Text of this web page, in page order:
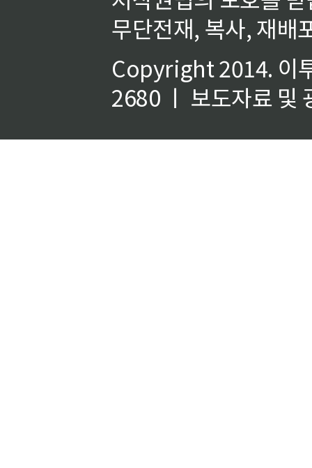
무단전재, 복사, 재배
Copyright 2014. 이
2680 ㅣ 보도자료